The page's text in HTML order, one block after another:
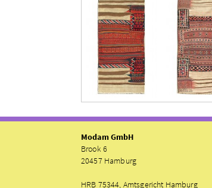
Modam GmbH
Brook 6
20457 Hamburg
HRB 75344, Amtsgericht Hamburg